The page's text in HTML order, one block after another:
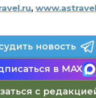
,
новость
в MAX
с